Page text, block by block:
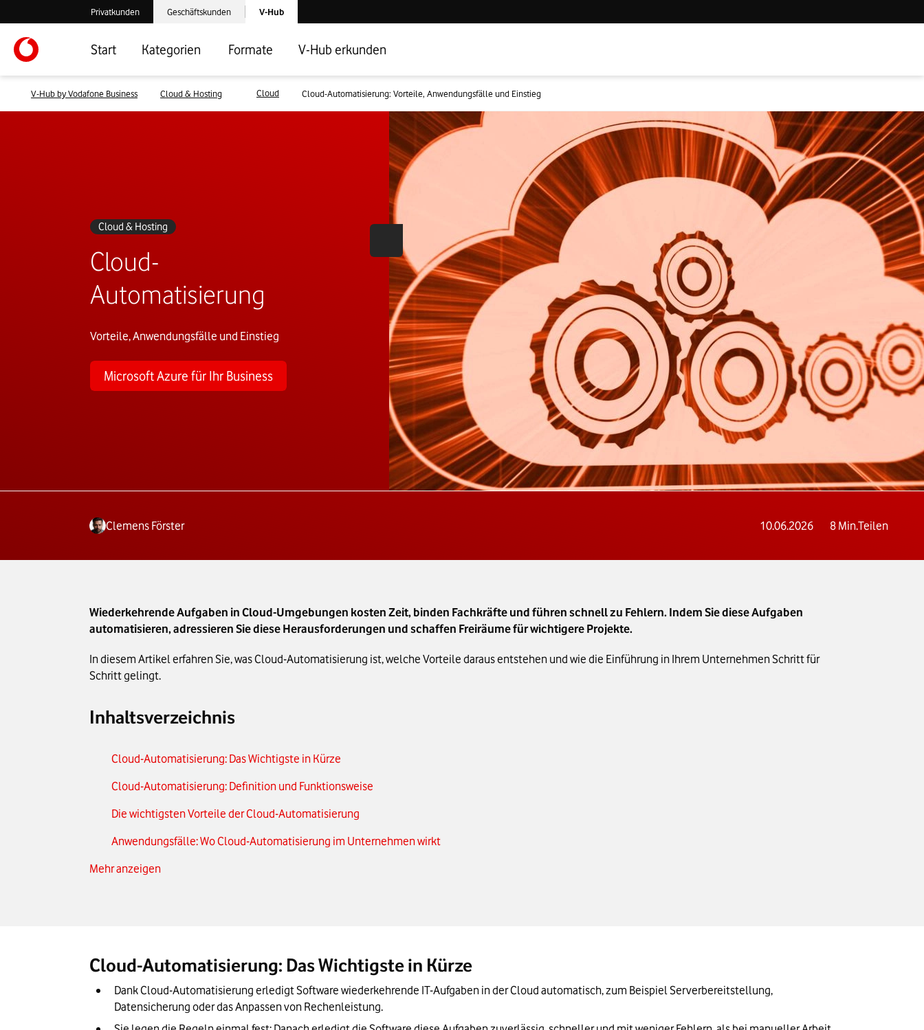
Verlassen der V-Hub Webseite: Zum Privatkundenbereich
Privatkunden Verlassen der V-Hub Webseite: Zum Geschäftskundenbereich
Geschäftskunden Laden der V-Hub Startseite
V-Hub
Start Kategorien Formate V-Hub erkunden
V-Hub by Vodafone Business Cloud & Hosting Cloud Cloud-Automatisierung: Vorteile, Anwendungsfälle und Einstieg
Cloud & Hosting
Cloud-
Automatisierung
Vorteile, Anwendungsfälle und Einstieg
Microsoft Azure für Ihr Business
Clemens Förster 10.06.2026 8Min.Teilen
Wiederkehrende Aufgaben in Cloud-Umgebungen kosten Zeit, binden Fachkräfte und führen schnell zu Fehlern. Indem Sie diese Aufgaben
automatisieren, adressieren Sie diese Herausforderungen und schaffen Freiräume für wichtigere Projekte.
In diesem Artikel erfahren Sie, was Cloud-Automatisierung ist, welche Vorteile daraus entstehen und wie die Einführung in Ihrem Unternehmen Schritt für
Schritt gelingt.
Inhaltsverzeichnis
Cloud-Automatisierung: Das Wichtigste in Kürze
Cloud-Automatisierung: Definition und Funktionsweise
Die wichtigsten Vorteile der Cloud-Automatisierung
Anwendungsfälle: Wo Cloud-Automatisierung im Unternehmen wirkt
Cloud-Automatisierung einführen: Schritt für Schritt
Mehr anzeigen
Cloud-Automatisierung: Das Wichtigste in Kürze
Dank Cloud-Automatisierung erledigt Software wiederkehrende IT-Aufgaben in der Cloud automatisch, zum Beispiel Serverbereitstellung,
Datensicherung oder das Anpassen von Rechenleistung.